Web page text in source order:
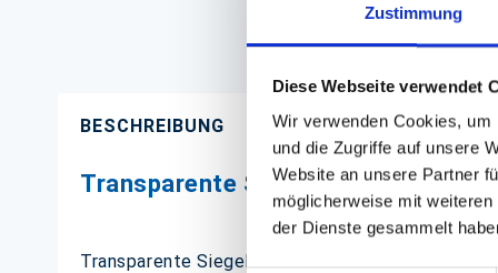
Zustimmung
Diese Webseite verwendet
Wir verwenden Cookies,
und die Zugriffe auf unsere
Website an unsere Partner
möglicherweise mit
der Dienste gesammelt
BESCHREIBUNG
Transparente Siegelfolie, PET
Transparente Siegelfolie zum Verschließen von